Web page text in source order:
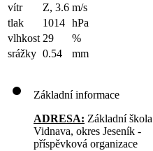
vítr Z, 3.6 m/s
tlak
1014 hPa
vlhkost 29
%
srážky 0.54 mm
Základní informace
ADRESA: Základní škola
Vidnava, okres Jeseník -
příspěvková organizace